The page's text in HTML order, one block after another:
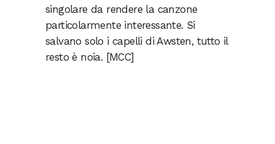
singolare da rendere la canzone
particolarmente interessante. Si
salvano solo i capelli di Awsten, tutto il
resto è noia. [MCC]